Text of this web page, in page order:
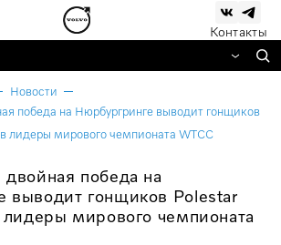
Контакты
Новости
победа на Нюрбургринге выводит гонщиков
лидеры мирового чемпионата WTCC
двойная победа на
выводит гонщиков Polestar
лидеры мирового чемпионата